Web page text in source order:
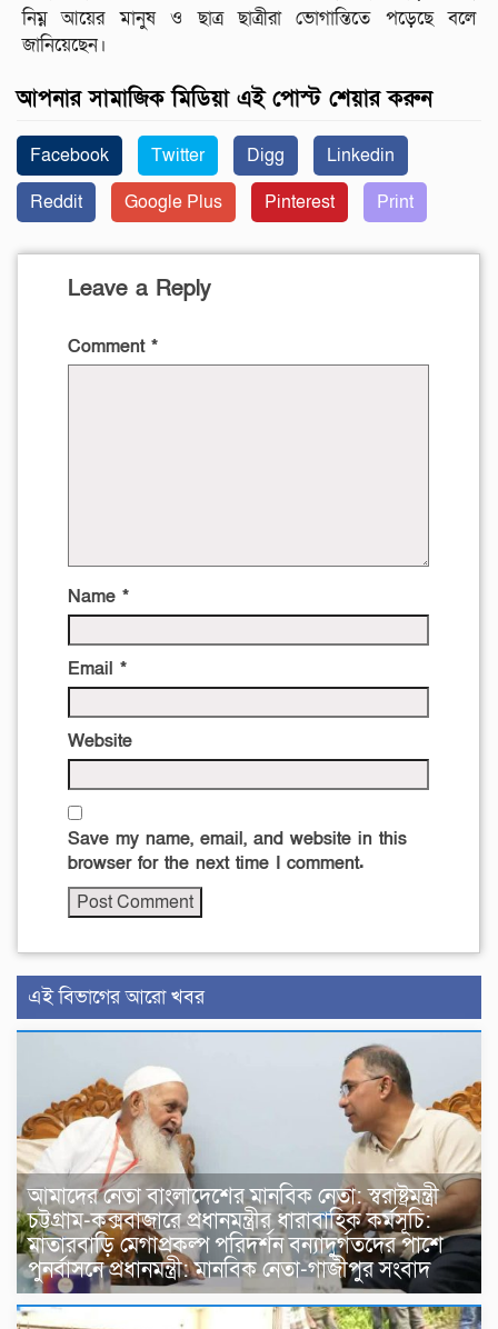
নিম্ন আয়ের মানুষ ও ছাত্র ছাত্রীরা ভোগান্তিতে পড়েছে বলে
জানিয়েছেন।
আপনার সামাজিক মিডিয়া এই পোস্ট শেয়ার করুন
Facebook Twitter Digg
Linkedin
Reddit
Google Plus Pinterest Print
Leave a Reply
Comment *
Name *
Email *
Website
Save my name, email, and website in this
browser for the next time I comment.
এই বিভাগের আরো খবর
আমাদের নেতা বাংলাদেশের মানবিক নেতা: স্বরাষ্ট্রমন্ত্রী
চট্টগ্রাম-কক্সবাজারে প্রধানমন্ত্রীর ধারাবাহিক কর্মসূচি:
মাতারবাড়ি মেগাপ্রকল্প পরিদর্শন বন্যাদুর্গতদের পাশে
পুনর্বাসনে প্রধানমন্ত্রী: মানবিক নেতা-গাজীপুর সংবাদ